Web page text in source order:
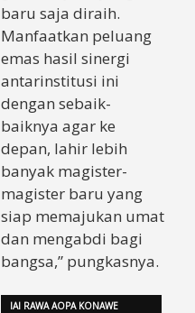
baru saja diraih.
Manfaatkan peluang
emas hasil sinergi
antarinstitusi ini
dengan sebaik-
baiknya agar ke
depan, lahir lebih
banyak magister-
magister baru yang
siap memajukan umat
dan mengabdi bagi
bangsa,” pungkasnya.
IAI RAWA AOPA KONAWE